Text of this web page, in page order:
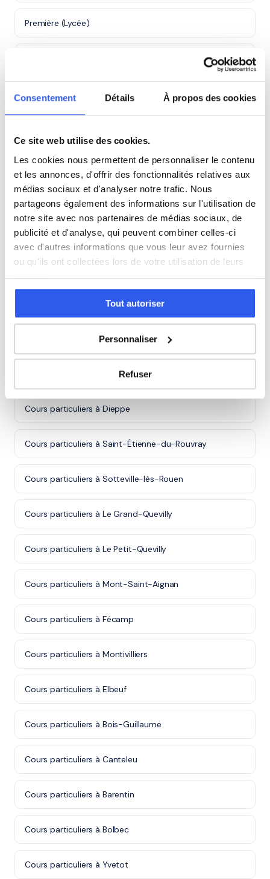
Consentement Détails À propos des cookies
Ce site web utilise des cookies.
Les cookies nous permettent de personnaliser le contenu
et les annonces, d'offrir des fonctionnalités relatives aux
médias sociaux et d'analyser notre trafic. Nous
partageons également des informations sur l'utilisation de
notre site avec nos partenaires de médias sociaux, de
publicité et d'analyse, qui peuvent combiner celles-ci
avec d'autres informations que vous leur avez fournies
ou qu'ils ont collectées lors de votre utilisation de leurs
services.
Tout autoriser
Personnaliser
Refuser
Première (Lycée)
Études supérieures (Supérieur & Adultes)
⭐
414+ familles accompagnées à Oissel
Note moyenne de 4.8/5. Notre organisme partenaire
intervient à domicile à Oissel et alentours.
Rejoindre ces familles →
Autres villes dans le 76
Cours particuliers à Le Havre
Cours particuliers à Rouen
Cours particuliers à Dieppe
Cours particuliers à Saint-Étienne-du-Rouvray
Cours particuliers à Sotteville-lès-Rouen
Cours particuliers à Le Grand-Quevilly
Cours particuliers à Le Petit-Quevilly
Cours particuliers à Mont-Saint-Aignan
Cours particuliers à Fécamp
Cours particuliers à Montivilliers
Cours particuliers à Elbeuf
Cours particuliers à Bois-Guillaume
Cours particuliers à Canteleu
Cours particuliers à Barentin
Cours particuliers à Bolbec
Cours particuliers à Yvetot